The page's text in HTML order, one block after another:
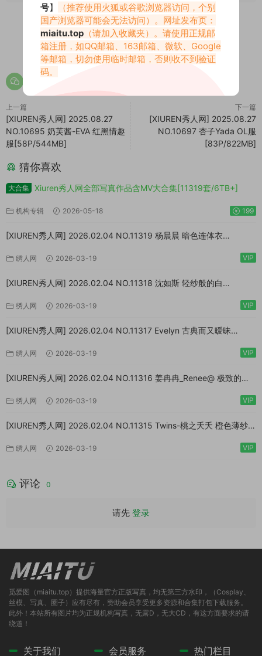
0 0
上一篇
[XIUREN秀人网] 2025.08.27
NO.10695 奶芙酱-EVA 红黑情趣
服[58P/544MB]
下一篇
[XIUREN秀人网] 2025.08.27
NO.10697 杏子Yada OL服
[83P/822MB]
猜你喜欢
大合集 Xiuren秀人网全部写真作品含MV大合集[11319套/6TB+]
机构专辑 2026-05-18 199
[XIUREN秀人网] 2026.02.04 NO.11319 杨晨晨 暗色连体衣
绣人网 2026-03-19 VIP
[XIUREN秀人网] 2026.02.04 NO.11318 沈如斯 轻纱般的白
绣人网 2026-03-19 VIP
[XIUREN秀人网] 2026.02.04 NO.11317 Evelyn 古典而又暧昧
绣人网 2026-03-19 VIP
[XIUREN秀人网] 2026.02.04 NO.11316 姜冉冉_Renee@ 极致的反
绣人网 2026-03-19 VIP
[XIUREN秀人网] 2026.02.04 NO.11315 Twins-桃之夭夭 橙色薄纱
绣人网 2026-03-19 VIP
评论 0
请先 登录
觅爱图（miaitu.top）提供海量官方正版写真，均无第三方水印，（Cosplay、
丝模、写真、圈子）应有尽有，赞助会员享受更多资源和合集打包下载服务。
此外！本站所有图片均为正规机构写真，无露D，无大CD，有这方面要求的请
绕道！
关于我们 会员服务 热门栏目
号】
（推荐使用火狐或谷歌浏览器访问，个别
国产浏览器可能会无法访问）。网址发布页：
miaitu.top （请加入收藏夹）。请使用正规邮
箱注册，如QQ邮箱、163邮箱、微软、Google
等邮箱，切勿使用临时邮箱，否则收不到验证
码。